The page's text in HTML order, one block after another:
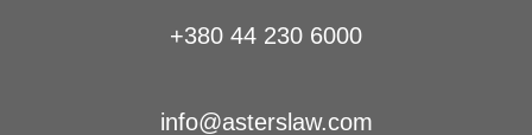
+380 44 230 6000
info@asterslaw.com